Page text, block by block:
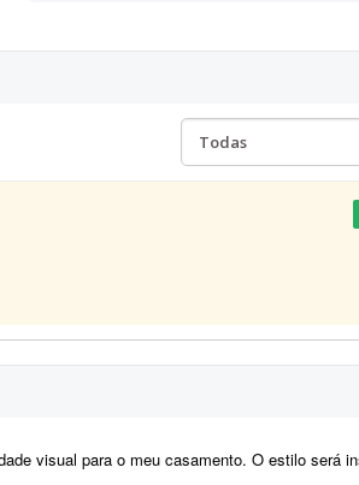
será inspirado no universo medieval/encantado; temos como referência O